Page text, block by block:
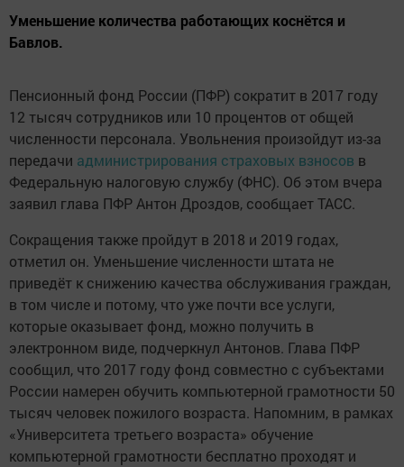
Уменьшение количества работающих коснётся и
Бавлов.
Пенсионный фонд России (ПФР) сократит в 2017 году
12 тысяч сотрудников или 10 процентов от общей
численности персонала. Увольнения произойдут из-за
передачи администрирования страховых взносов в
Федеральную налоговую службу (ФНС). Об этом вчера
заявил глава ПФР Антон Дроздов, сообщает ТАСС.
Сокращения также пройдут в 2018 и 2019 годах,
отметил он. Уменьшение численности штата не
приведёт к снижению качества обслуживания граждан,
в том числе и потому, что уже почти все услуги,
которые оказывает фонд, можно получить в
электронном виде, подчеркнул Антонов. Глава ПФР
сообщил, что 2017 году фонд совместно с субъектами
России намерен обучить компьютерной грамотности 50
тысяч человек пожилого возраста. Напомним, в рамках
«Университета третьего возраста» обучение
компьютерной грамотности бесплатно проходят и